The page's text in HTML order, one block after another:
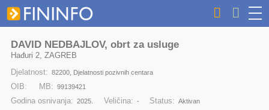
DAVID NEDBAJLOV, obrt za usluge
Hađuri 2, ZAGREB
Djelatnost: 82200, Djelatnosti pozivnih centara
OIB: MB: 99139421
Godina osnivanja: 2025. Veličina: - Status: Aktivan